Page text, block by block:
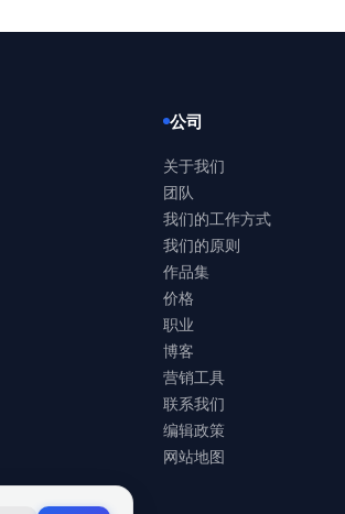
公司
关于我们
团队
我们的工作方式
我们的原则
作品集
价格
职业
博客
营销工具
联系我们
编辑政策
网站地图